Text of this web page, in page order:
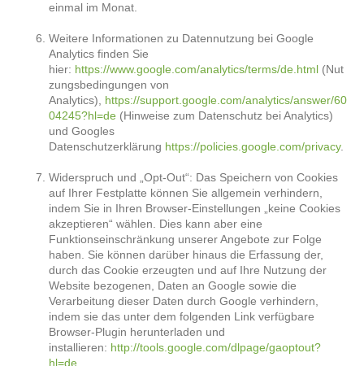
einmal im Monat.
Weitere Informationen zu Datennutzung bei Google
Analytics finden Sie
hier: https://www.google.com/analytics/terms/de.html (Nut
zungsbedingungen von
Analytics), https://support.google.com/analytics/answer/60
04245?hl=de (Hinweise zum Datenschutz bei Analytics)
und Googles
Datenschutzerklärung https://policies.google.com/privacy.
Widerspruch und „Opt-Out“: Das Speichern von Cookies
auf Ihrer Festplatte können Sie allgemein verhindern,
indem Sie in Ihren Browser-Einstellungen „keine Cookies
akzeptieren“ wählen. Dies kann aber eine
Funktionseinschränkung unserer Angebote zur Folge
haben. Sie können darüber hinaus die Erfassung der,
durch das Cookie erzeugten und auf Ihre Nutzung der
Website bezogenen, Daten an Google sowie die
Verarbeitung dieser Daten durch Google verhindern,
indem sie das unter dem folgenden Link verfügbare
Browser-Plugin herunterladen und
installieren: http://tools.google.com/dlpage/gaoptout?
hl=de